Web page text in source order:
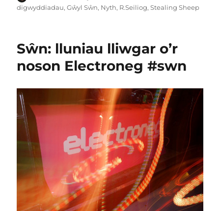
ar
digwyddiadau,Gŵyl Sŵn, Nyth, R.Seiliog,Stealing Sheep
Sŵn: lluniau lliwgar o’r
noson Electroneg #swn